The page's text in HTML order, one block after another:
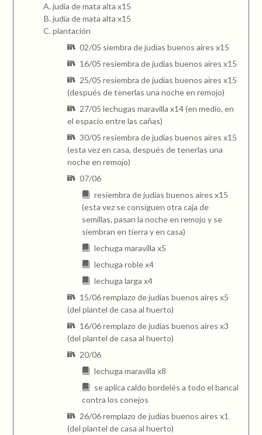
judía de mata alta x15
judía de mata alta x15
plantación
02/05 siembra de judías buenos aires x15
16/05 resiembra de judías buenos aires x15
25/05 resiembra de judías buenos aires x15
(después de tenerlas una noche en remojo)
27/05 lechugas maravilla x14 (en medio, en
el espacio entre las cañas)
30/05 resiembra de judías buenos aires x15
(esta vez en casa, después de tenerlas una
noche en remojo)
07/06
resiembra de judías buenos aires x15
(esta vez se consiguen otra caja de
semillas, pasan la noche en remojo y se
siembran en tierra y en casa)
lechuga maravilla x5
lechuga roble x4
lechuga larga x4
15/06 remplazo de judías buenos aires x5
(del plantel de casa al huerto)
16/06 remplazo de judías buenos aires x3
(del plantel de casa al huerto)
20/06
lechuga maravilla x8
se aplica caldo bordelés a todo el bancal
contra los conejos
26/06 remplazo de judías buenos aires x1
(del plantel de casa al huerto)